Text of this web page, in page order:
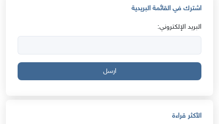
اشترك في القائمة البريدية
البريد الإلكتروني:
ارسل
الأكثر قراءة